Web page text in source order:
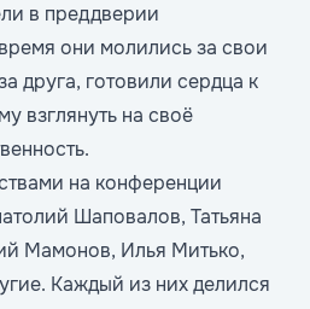
в преддверии
они молились за свои
друга, готовили сердца к
взглянуть на своё
на конференции
Шаповалов, Татьяна
Мамонов, Илья Митько,
Каждый из них делился